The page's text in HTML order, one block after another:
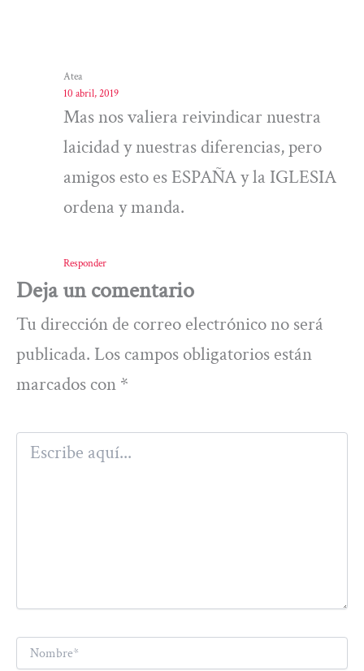
Atea
10 abril, 2019
Mas nos valiera reivindicar nuestra
laicidad y nuestras diferencias, pero
amigos esto es ESPAÑA y la IGLESIA
ordena y manda.
Responder
Deja un comentario
Tu dirección de correo electrónico no será
publicada. Los campos obligatorios están
marcados con *
Escribe
aquí...